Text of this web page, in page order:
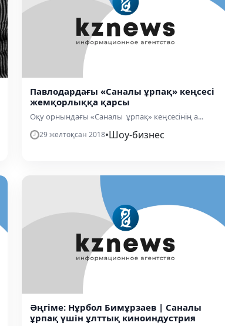
Павлодардағы «Саналы ұрпақ» кеңсесі
жемқорлыққа қарсы
Оқу орнындағы «Саналы ұрпақ» кеңсесінің а...
29 желтоқсан 2018•Шоу-бизнес
Әңгіме: Нұрбол Бимұрзаев | Саналы
ұрпақ үшін ұлттық киноиндустрия